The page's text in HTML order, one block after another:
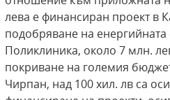
лева е финансиран проект в
подобряване на
Поликлиника, около 7 млн.
покриване на големия
Чирпан, над 100 хил. лв са